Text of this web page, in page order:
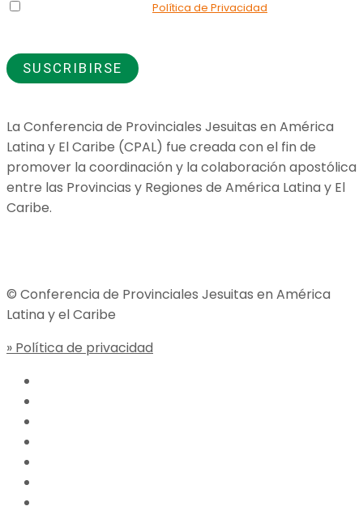
Política de Privacidad
La Conferencia de Provinciales Jesuitas en América
Latina y El Caribe (CPAL) fue creada con el fin de
promover la coordinación y la colaboración apostólica
entre las Provincias y Regiones de América Latina y El
Caribe.
© Conferencia de Provinciales Jesuitas en América
Latina y el Caribe
» Política de privacidad